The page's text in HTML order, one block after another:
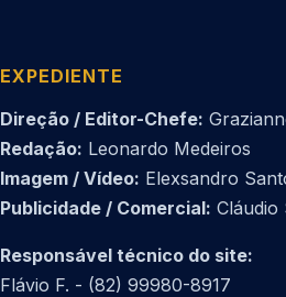
EXPEDIENTE
Direção / Editor-Chefe:
Redação: Leonardo Medeiros
Imagem / Vídeo: Elexsandro
Publicidade / Comercial: Cláudio
Responsável técnico do site:
Flávio F. - (82) 99980-8917